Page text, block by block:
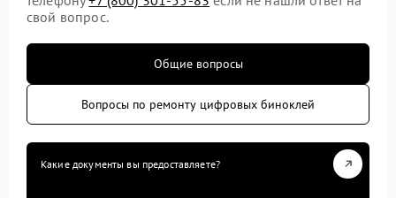
свой вопрос.
Общие вопросы
Вопросы по ремонту цифровых биноклей
Какие документы вы предоставляете?